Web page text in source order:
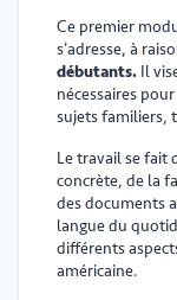
Ce premier
s'adresse, à
débutants. Il
nécessaires
sujets familiers,
Le travail se fait
concrète, de la
des documents
langue du
différents
américaine.